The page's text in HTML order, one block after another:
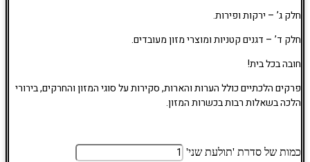
חלק ג’ – ירקות ופירות.
חלק ד’ – דגנים קטניות ומוצרי מזון מעובדים.
חובה בכל בית!
פרקים הלכתיים כולל הערות והארות, סקירות על סוגי המזון והחרקים, בירורי
הלכה בשאלות רבות בכשרות המזון.
כמות של סדרת 'תולעת שני'